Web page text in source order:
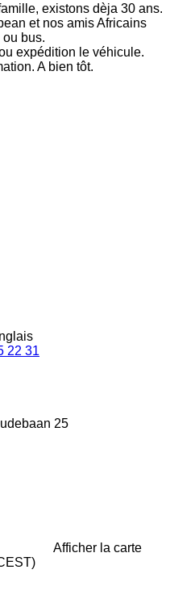
existons dèja 30 ans.
et nos amis Africains
bus.
expédition le véhicule.
A bien tôt.
22 31
25
Afficher la carte